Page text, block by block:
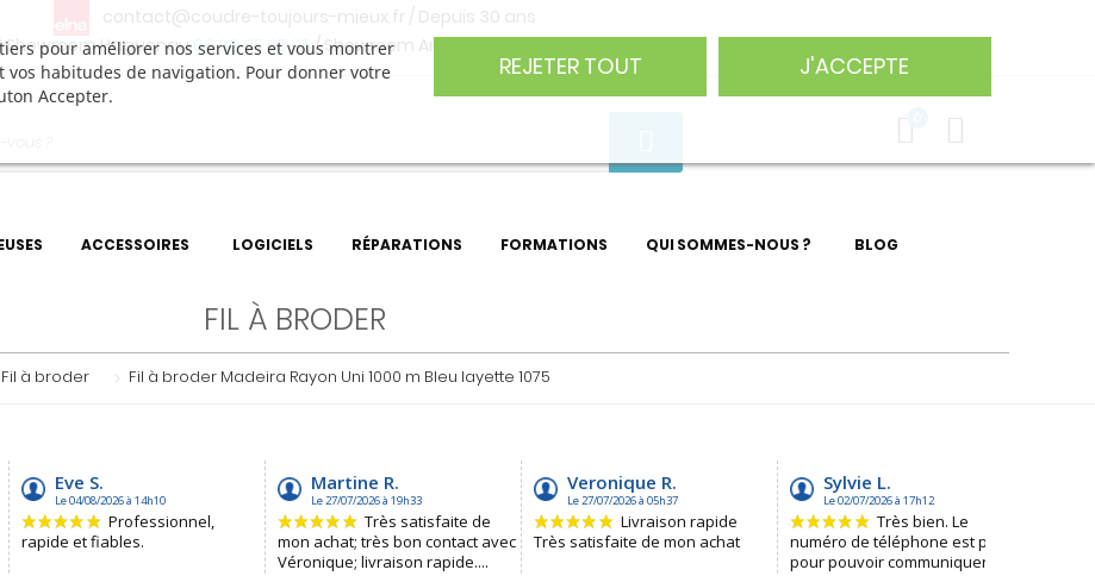
contact@coudre-toujours-mieux.fr / Depuis 30 ans
Showroom Haguenau 06 30 85 05 95/ Showroom Angers
pour améliorer nos services et vous montrer
habitudes de navigation. Pour donner votre
Accepter.
REJETER TOUT J'ACCEPTE
ACCESSOIRES LOGICIELS RÉPARATIONS FORMATIONS QUI SOMMES-NOUS ? BLOG
FIL À BRODER
Fil à broder Fil à broder Madeira Rayon Uni 1000 m Bleu layette 1075